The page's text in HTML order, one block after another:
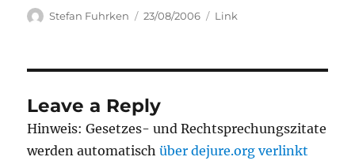
Author
Stefan Fuhrken
Posted
23/08/2006 Categories
Link
Leave a Reply
Hinweis: Gesetzes- und Rechtsprechungszitate
werden automatischüber dejure.org verlinkt